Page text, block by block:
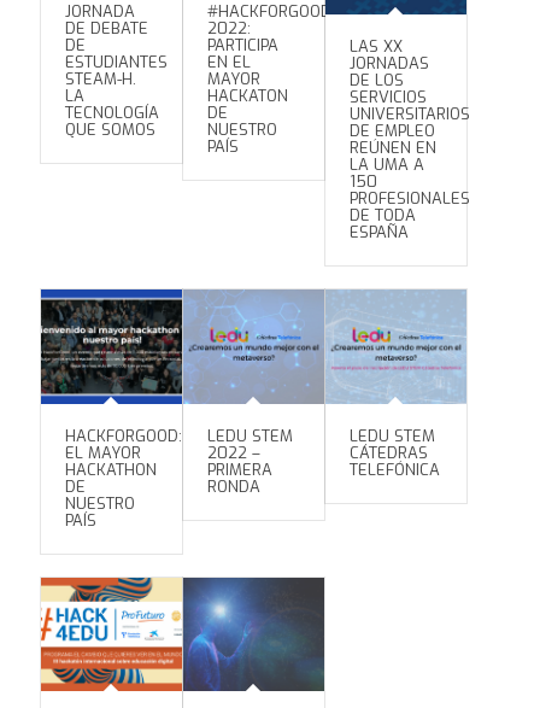
JORNADA
DE DEBATE
DE
ESTUDIANTES
STEAM-H.
LA
TECNOLOGÍA
QUE SOMOS
#HACKFORGOOD
2022:
PARTICIPA
EN EL
MAYOR
HACKATON
DE
NUESTRO
PAÍS
LAS XX
JORNADAS
DE LOS
SERVICIOS
UNIVERSITARIOS
DE EMPLEO
REÚNEN EN
LA UMA A
150
PROFESIONALES
DE TODA
ESPAÑA
HACKFORGOOD:
EL MAYOR
HACKATHON
DE
NUESTRO
PAÍS
LEDU STEM
2022 –
PRIMERA
RONDA
LEDU STEM
CÁTEDRAS
TELEFÓNICA